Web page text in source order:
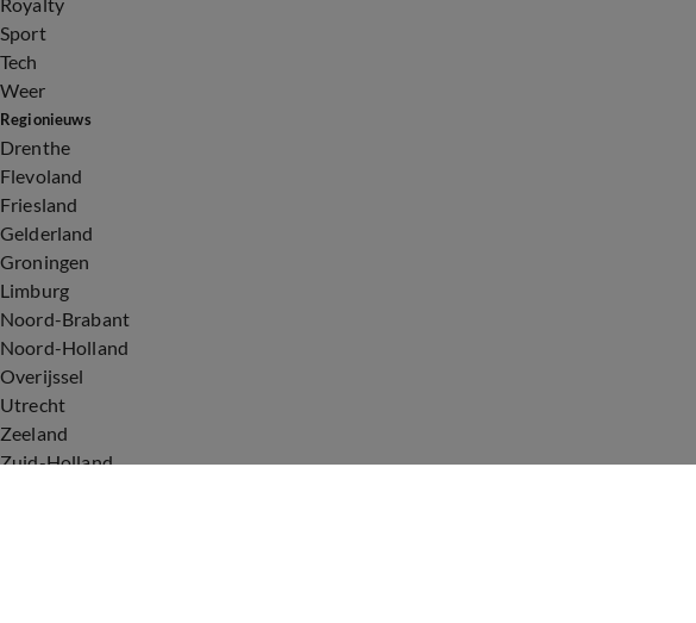
Sport
Tech
Weer
Regionieuws
Drenthe
Flevoland
Friesland
Gelderland
Groningen
Limburg
Noord-Brabant
Noord-Holland
Overijssel
Utrecht
Zeeland
Zuid-Holland